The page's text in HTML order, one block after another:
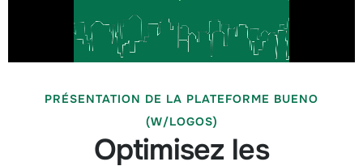
PRÉSENTATION DE LA PLATEFORME BUENO
(W/LOGOS)
Optimisez les